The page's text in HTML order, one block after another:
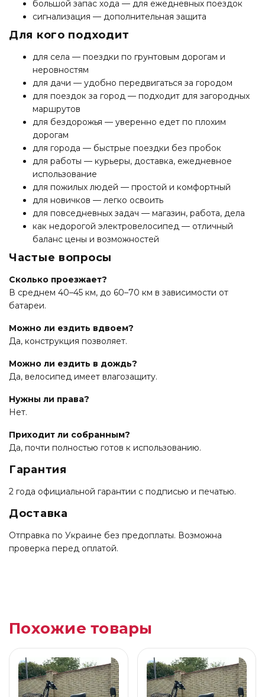
большой запас хода — для ежедневных поездок
сигнализация — дополнительная защита
Для кого подходит
для села — поездки по грунтовым дорогам и
неровностям
для дачи — удобно передвигаться за городом
для поездок за город — подходит для загородных
маршрутов
для бездорожья — уверенно едет по плохим
дорогам
для города — быстрые поездки без пробок
для работы — курьеры, доставка, ежедневное
использование
для пожилых людей — простой и комфортный
для новичков — легко освоить
для повседневных задач — магазин, работа, дела
как недорогой электровелосипед — отличный
баланс цены и возможностей
Частые вопросы
Сколько проезжает?
В среднем 40–45 км, до 60–70 км в зависимости от
батареи.
Можно ли ездить вдвоем?
Да, конструкция позволяет.
Можно ли ездить в дождь?
Да, велосипед имеет влагозащиту.
Нужны ли права?
Нет.
Приходит ли собранным?
Да, почти полностью готов к использованию.
Гарантия
2 года официальной гарантии с подписью и печатью.
Доставка
Отправка по Украине без предоплаты. Возможна
проверка перед оплатой.
Похожие товары